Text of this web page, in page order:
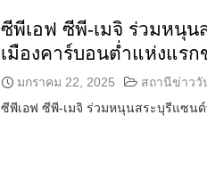
ซีพีเอฟ ซีพี-เมจิ ร่วมหนุน
เมืองคาร์บอนต่ำแห่งแรก
มกราคม 22, 2025 สถานีข่าววั
ซีพีเอฟ ซีพี-เมจิ ร่วมหนุนสระบุรีแซน